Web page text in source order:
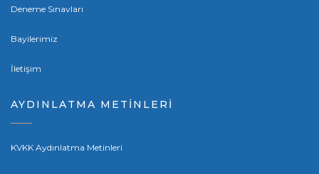
Deneme Sınavları
Bayilerimiz
İletişim
AYDINLATMA METİNLERİ
KVKK Aydınlatma Metinleri